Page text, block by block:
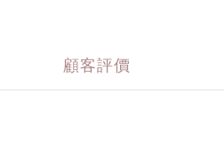
顧客評價